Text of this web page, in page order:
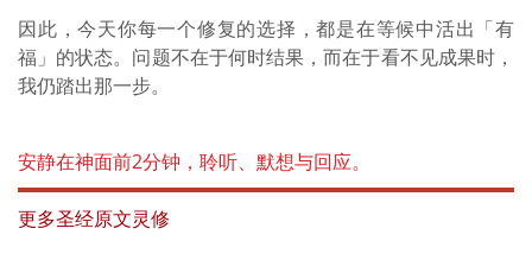
因此，今天你每一个修复的选择，都是在等候中活出「有
福」的状态。问题不在于何时结果，而在于看不见成果时，
我仍踏出那一步。
安静在神面前2分钟，聆听、默想与回应。
更多圣经原文灵修